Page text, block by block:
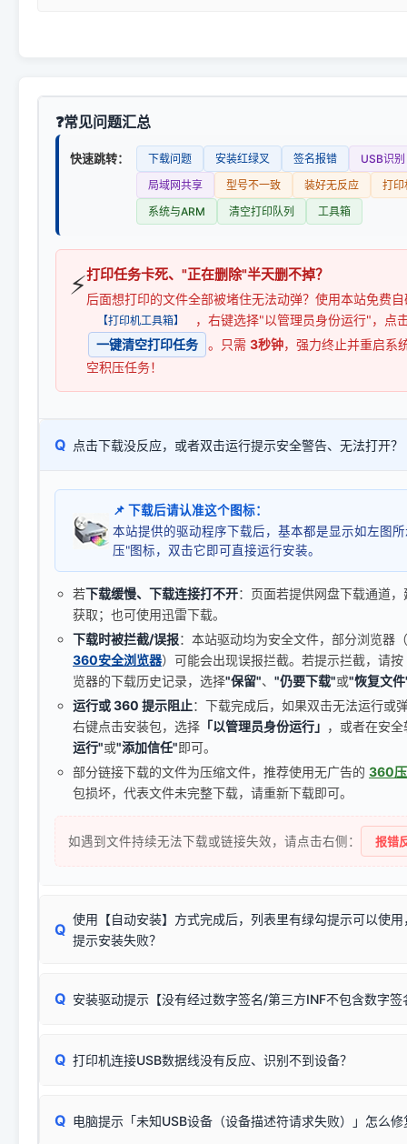
常见问题汇总
快速跳转： 下载问题 安装红绿叉 签名报错
USB识别
局域网共享
型号不一致 装好无反应
打印
系统与ARM
清空打印队列 工具箱
⚡打印任务卡死、"正在删除"半天删不掉？
后面想打印的文件全部被堵住无法动弹？使用本站免费
【打印机工具箱】
，右键选择"以管理员身份运行"，点
一键清空打印任务
。只需 3秒钟，强力终止并重启系
空积压任务！
Q 点击下载没反应，或者双击运行提示安全警告、无法打开？
📌 下载后请认准这个图标：
本站提供的驱动程序下载后，基本都是显示如左图
压"图标，双击它即可直接运行安装。
若下载缓慢、下载连接打不开：页面若提供网盘下载通道
获取；也可使用迅雷下载。
下载时被拦截/误报：本站驱动均为安全文件，部分浏览器
360安全浏览器）可能会出现误报拦截。若提示拦截，请按
览器的下载历史记录，选择"保留"、 "仍要下载"或"恢复文
运行或 360 提示阻止：下载完成后，如果双击无法运行或
右键点击安装包，选择 「以管理员身份运行」 ，或者在安
运行"或"添加信任"即可。
部分链接下载的文件为压缩文件，推荐使用无广告的 360
包损坏，代表文件未完整下载，请重新下载即可。
如遇到文件持续无法下载或链接失效，请点击右侧： 报错
Q
使用【自动安装】方式完成后，列表里有绿勾提示可以使
提示安装失败？
由于本站驱动包集成了32位和64位驱动，自动安装程序在运
✔ 可以使用了
：代表与您当
（被自动跳过），并不影响正
Q 安装驱动提示【没有经过数字签名/第三方INF不包含数字
往往会弹出此类提示。
系统（如 Win10/Win11 最新版）已彻底不再识别老旧驱
致安装失败。请尝试以下方案：
Q 打印机连接USB数据线没有反应、识别不到设备？
首先确认打印机电源已开启，USB数据线两端已完全插紧；
Q 电脑提示「未知USB设备（设备描述符请求失败）」怎么修